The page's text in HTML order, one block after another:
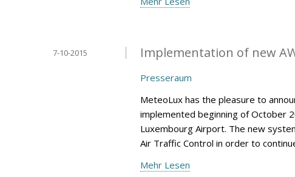
Implementation of new
7-10-2015
Presseraum
MeteoLux has the pleasure to
implemented beginning of October
Luxembourg Airport. The new
Air Traffic Control in order to
Mehr Lesen